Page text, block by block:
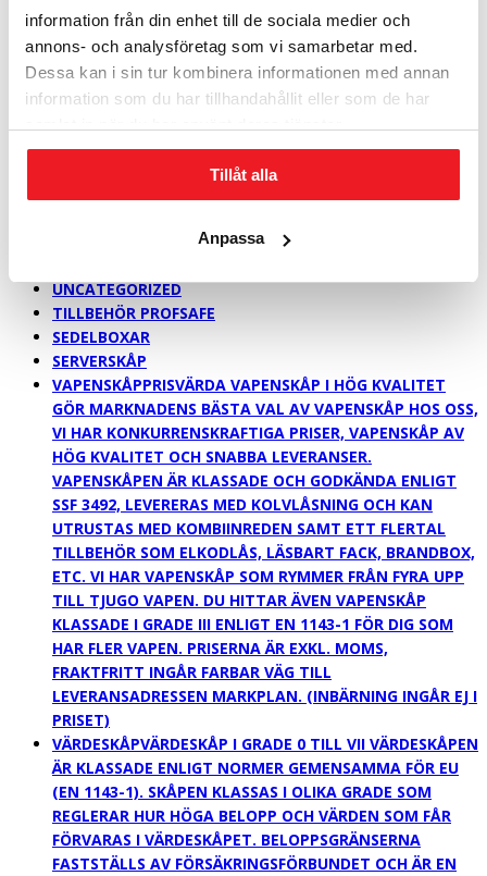
information från din enhet till de sociala medier och
annons- och analysföretag som vi samarbetar med.
Dessa kan i sin tur kombinera informationen med annan
information som du har tillhandahållit eller som de har
Tillåt alla
Anpassa
DUBBELDÖRRARS SÄKERHETSSKÅP. DET GÅR ATT
KOMBINERA DE OLIKA INREDNINGARNA I ALL
OÄNDLIGHET. I NYCKELSÄKERHETSSKÅPEN RYMS UPP
TILL 3770 KROK BEKVÄMT ÅTKOMLIGA PÅ KULLAGRADE
SÄKERHETSSKÅP > 1,0 M
SÄKERHETSSKÅP > 1,6 M
SÄKERHETSKLASS P-7 & NSA
UNCATEGORIZED
TILLBEHÖR PROFSAFE
SEDELBOXAR
SERVERSKÅP
VAPENSKÅPPRISVÄRDA VAPENSKÅP I HÖG KVALITET
GÖR MARKNADENS BÄSTA VAL AV VAPENSKÅP HOS OSS,
VI HAR KONKURRENSKRAFTIGA PRISER, VAPENSKÅP AV
HÖG KVALITET OCH SNABBA LEVERANSER.
VAPENSKÅPEN ÄR KLASSADE OCH GODKÄNDA ENLIGT
SSF 3492, LEVERERAS MED KOLVLÅSNING OCH KAN
UTRUSTAS MED KOMBIINREDEN SAMT ETT FLERTAL
TILLBEHÖR SOM ELKODLÅS, LÄSBART FACK, BRANDBOX,
ETC. VI HAR VAPENSKÅP SOM RYMMER FRÅN FYRA UPP
TILL TJUGO VAPEN. DU HITTAR ÄVEN VAPENSKÅP
KLASSADE I GRADE III ENLIGT EN 1143-1 FÖR DIG SOM
HAR FLER VAPEN. PRISERNA ÄR EXKL. MOMS,
FRAKTFRITT INGÅR FARBAR VÄG TILL
LEVERANSADRESSEN MARKPLAN. (INBÄRNING INGÅR EJ I
PRISET)
VÄRDESKÅPVÄRDESKÅP I GRADE 0 TILL VII VÄRDESKÅPEN
ÄR KLASSADE ENLIGT NORMER GEMENSAMMA FÖR EU
(EN 1143-1). SKÅPEN KLASSAS I OLIKA GRADE SOM
REGLERAR HUR HÖGA BELOPP OCH VÄRDEN SOM FÅR
FÖRVARAS I VÄRDESKÅPET. BELOPPSGRÄNSERNA
FASTSTÄLLS AV FÖRSÄKRINGSFÖRBUNDET OCH ÄR EN